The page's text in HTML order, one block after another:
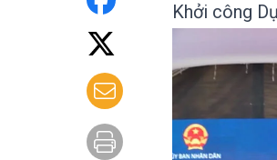
Khởi công